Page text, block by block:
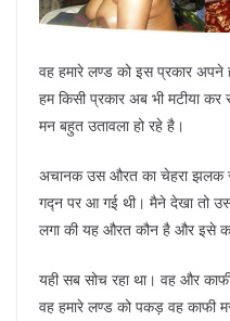
वह हमारे लण्ड को इस प्रकार
हम किसी प्रकार अब भी मटीया
मन बहुत उतावला हो रहे है।
अचानक उस औरत का चेहरा झलक
गद्न पर आ गई थी। मैने देखा तो
लगा की यह औरत कौन है और इसे
यही सब सोच रहा था। वह और
वह हमारे लण्ड को पकड़ वह काफी